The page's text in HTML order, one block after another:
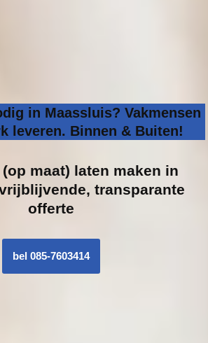
in Maassluis? Vakmensen
leveren. Binnen & Buiten!
maat) laten maken in
transparante
offerte
bel 085-7603414